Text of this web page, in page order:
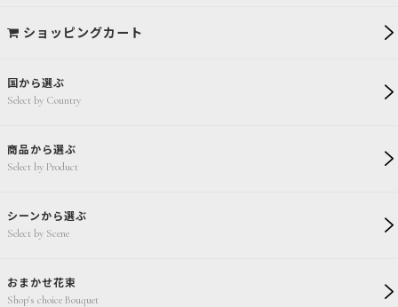
国から選ぶ
Select by Country
商品から選ぶ
Select by Product
シーンから選ぶ
Select by Scene
おまかせ花束
Shop's choice Bouquet
ショッピングカート